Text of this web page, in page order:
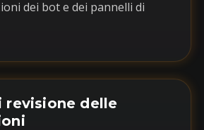
dei bot e dei pannelli di
revisione delle